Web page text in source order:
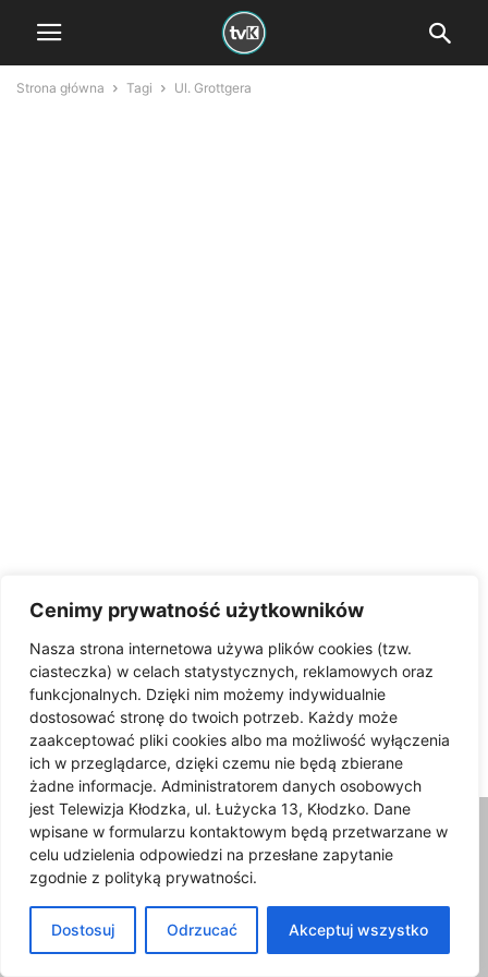
Cenimy prywatność użytkowników
Nasza strona internetowa używa plików cookies (tzw.
ciasteczka) w celach statystycznych, reklamowych oraz
funkcjonalnych. Dzięki nim możemy indywidualnie
dostosować stronę do twoich potrzeb. Każdy może
zaakceptować pliki cookies albo ma możliwość wyłączenia
ich w przeglądarce, dzięki czemu nie będą zbierane
żadne informacje. Administratorem danych osobowych
jest Telewizja Kłodzka, ul. Łużycka 13, Kłodzko. Dane
wpisane w formularzu kontaktowym będą przetwarzane w
celu udzielenia odpowiedzi na przesłane zapytanie
zgodnie z polityką prywatności.
Dostosuj Odrzucać Akceptuj wszystko
Strona główna Tagi Ul. Grottgera
ul. Grottgera
Ogłoszono przetarg dotyczący
odbudowy mostu w ciągu ulicy
Grottgera w Kłodzku
29/09/2025